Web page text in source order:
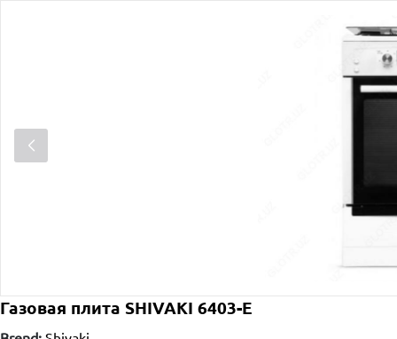
Газовая плита SHIVAKI 6403-E